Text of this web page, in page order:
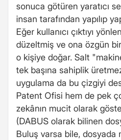
sonuca götüren yaratıcı
insan tarafından yapılıp
Eğer kullanıcı çıktıyı
düzeltmiş ve ona özgün
o kişiye doğar. Salt
tek başına sahiplik
uygulama da bu çizgiyi
Patent Ofisi hem de pek
zekânın mucit olarak
(DABUS olarak bilinen
Buluş varsa bile, dosyada